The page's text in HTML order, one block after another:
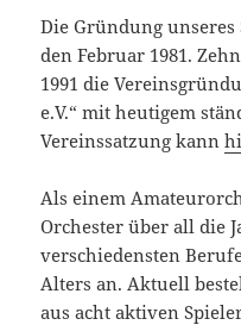
Die Gründung
den Februar 1981.
1991 die
e.V.“ mit heutigem
Vereinssatzung kann
Als einem
Orchester über all die
verschiedensten
Alters an. Aktuell
aus acht aktiven